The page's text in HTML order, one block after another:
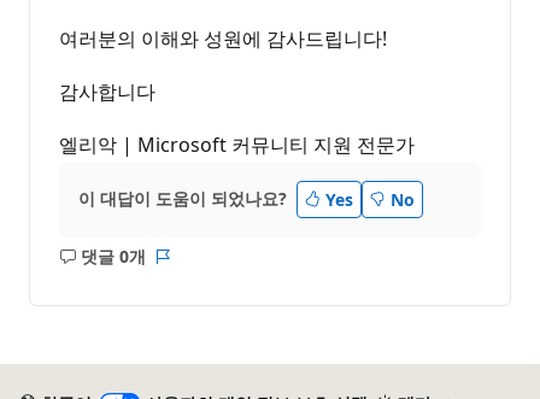
여러분의 이해와 성원에 감사드립니다!
감사합니다
엘리악 | Microsoft 커뮤니티 지원 전문가
이 대답이 도움이 되었나요? Yes No
댓글 0개
설